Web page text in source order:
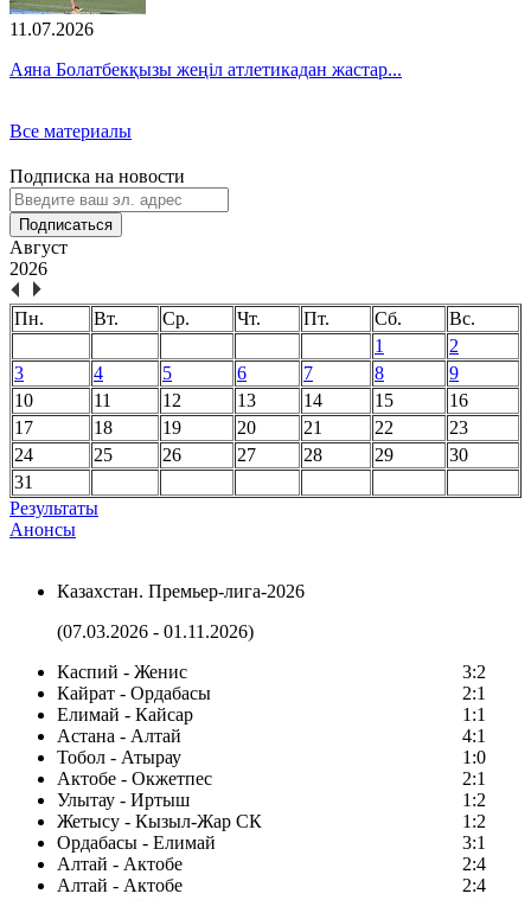
11.07.2026
Аяна Болатбекқызы жеңіл атлетикадан жастар...
Все материалы
Подписка на новости
Подписаться
Август
2026
Пн. Вт. Ср. Чт. Пт. Сб.
Вс.
1
2
3
4 5 6 7 8
9
10
11 12 13 14 15
16
17
18 19 20 21 22
23
24
25 26 27 28 29
30
31
Результаты
Анонсы
Казахстан. Премьер-лига-2026
(07.03.2026 - 01.11.2026)
Каспий - Женис
3:2
Кайрат - Ордабасы
2:1
Елимай - Кайсар
1:1
Астана - Алтай
4:1
Тобол - Атырау
1:0
Актобе - Окжетпес
2:1
Улытау - Иртыш
1:2
Жетысу - Кызыл-Жар СК
1:2
Ордабасы - Елимай
3:1
Алтай - Актобе
2:4
Алтай - Актобе
2:4